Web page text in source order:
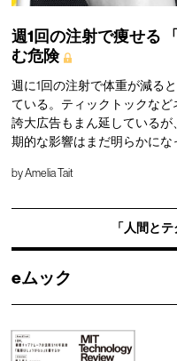
週1回の注射で痩せる
む危険
週に1回の注射で体重が減る
ている。ティックトックな
誇大広告もまん延している
期的な影響はまだ明らかにな
byAmelia Tait
「人間と
eムック